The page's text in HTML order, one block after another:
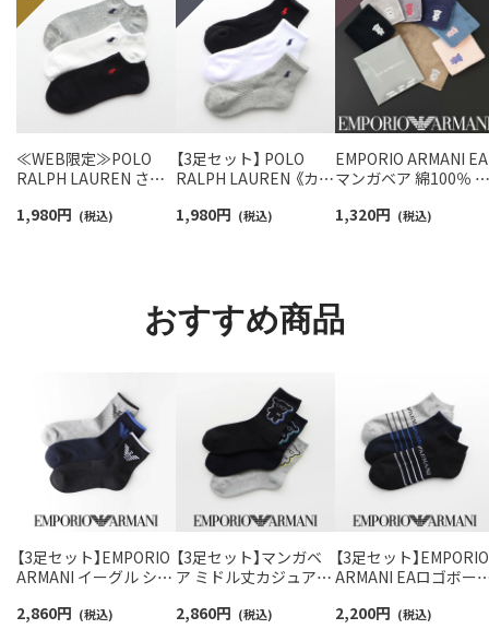
≪WEB限定≫POLO
RALPH LAUREN さら
スニーカー丈ソックス
1,980円 (税込)
【3足セット】 POLO
RALPH LAUREN 《カラ
ンポイントソックス シ
1,980円 (税込)
EMPORIO ARMANI EA
マンガベア 綿100％ ミ
最短翌日発送】
1,320円 (税込)
おすすめ商品
【3足セット】EMPORIO
ARMANI イーグル ショ
カジュアルソックス メ
2,860円 (税込)
【3足セット】マンガベ
ア ミドル丈カジュアル
ンズ 【365日最短翌日発
2,860円 (税込)
【3足セット】EMPORIO
ARMANI EAロゴボー
イル EA カジュアルソ
2,200円 (税込)